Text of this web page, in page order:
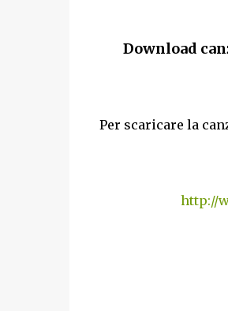
Download
Per scaricare la
http://